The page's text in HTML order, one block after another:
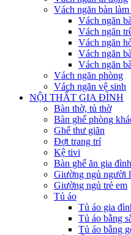
Vách ngăn bàn
Vách ngăn
Vách ngăn
Vách ngăn
Vách ngăn
Vách ngăn
Vách ngăn phòng
Vách ngăn vệ sinh
NỘI THẤT GIA ĐÌNH
Bàn thờ, tủ thờ
Bàn ghế phòng
Ghế thư giãn
Đợt trang trí
Kệ tivi
Bàn ghế ăn gia đình
Giường ngủ người
Giường ngủ trẻ em
Tủ áo
Tủ áo gia
Tủ áo bằng
Tủ áo bằng